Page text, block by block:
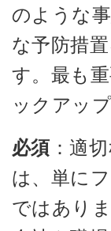
のような
な予防措
す。最も
ックアッ
必須 ：適
は、単に
ではあり